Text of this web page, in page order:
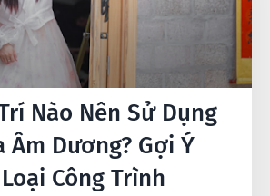
Nào Nên Sử Dụng
Âm Dương? Gợi Ý
Công Trình